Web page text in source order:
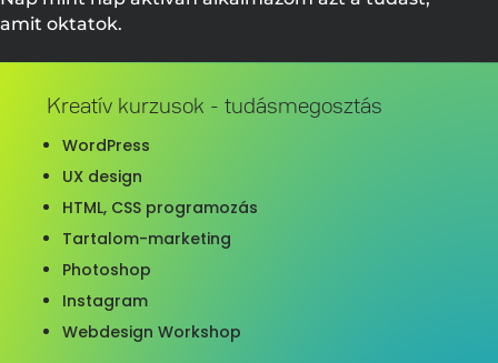
amit oktatok.
Kreatív kurzusok - tudásmegosztás
WordPress
UX design
HTML, CSS programozás
Tartalom-marketing
Photoshop
Instagram
Webdesign Workshop